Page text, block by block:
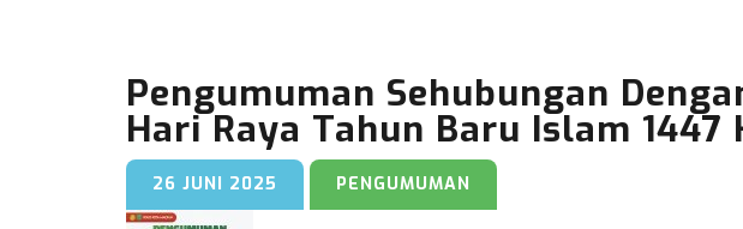
Pengumuman Sehubungan
Hari Raya Tahun Baru Islam 1447
26 JUNI 2025 PENGUMUMAN